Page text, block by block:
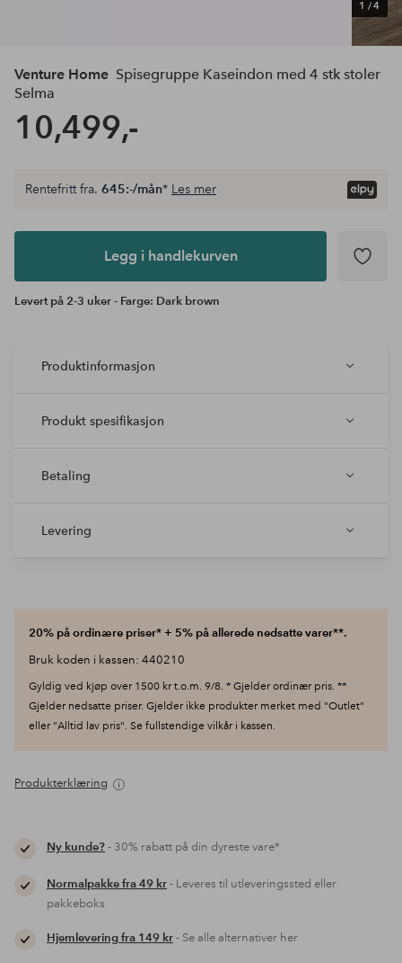
1 /4
Venture Home Spisegruppe Kaseindon med 4 stk stoler
Selma
10,499,-
Legg i
Rentefritt fra. 645:-/mån* Les mer
Legg i handlekurven
Levert på 2-3 uker - Farge: Dark brown
Produktinformasjon
Produkt spesifikasjon
Betaling
Levering
20% på ordinære priser* + 5% på allerede nedsatte varer**.
Bruk koden i kassen: 440210
Gyldig ved kjøp over 1500 kr t.o.m. 9/8. * Gjelder ordinær pris. **
Gjelder nedsatte priser. Gjelder ikke produkter merket med "Outlet"
eller "Alltid lav pris". Se fullstendige vilkår i kassen.
Produkterklæring
Ny kunde?- 30% rabatt på din dyreste vare*
Normalpakke fra 49 kr- Leveres til utleveringssted eller
pakkeboks
Hjemlevering fra 149 kr- Se alle alternativer her